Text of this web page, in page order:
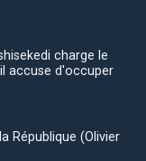
charge le
accuse d'occuper
République (Olivier